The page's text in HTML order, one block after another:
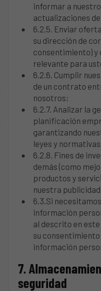
informar a
actualizaciones
6.2.5. Enviar
su dirección de
consentimiento) y
relevante para
6.2.6. Cumplir
de un contrato
nosotros;
6.2.7. Analizar la
planificación
garantizando
leyes y
6.2.8. Fines de
demás (como
productos y
nuestra publicidad.
6.3.Si
información
al descrito en
su
información
7.
seguridad